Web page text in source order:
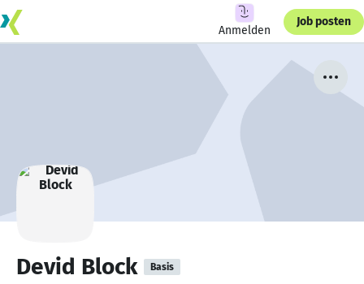
Anmelden
Job posten
Devid Block Basis